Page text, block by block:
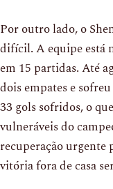
Por outro lado, o
difícil. A equipe está
em 15 partidas. Até
dois empates e
33 gols sofridos, o
vulneráveis do
recuperação urgente
vitória fora de casa